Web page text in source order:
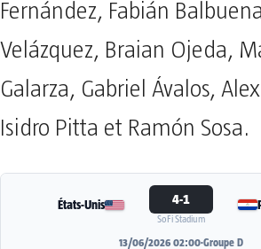
Fernández, Fabián
Velázquez, Braian Ojeda,
Galarza, Gabriel Ávalos,
Isidro Pitta et Ramón Sosa.
États-Unis 4-1
SoFi Stadium
13/06/2026 02:00·Groupe D